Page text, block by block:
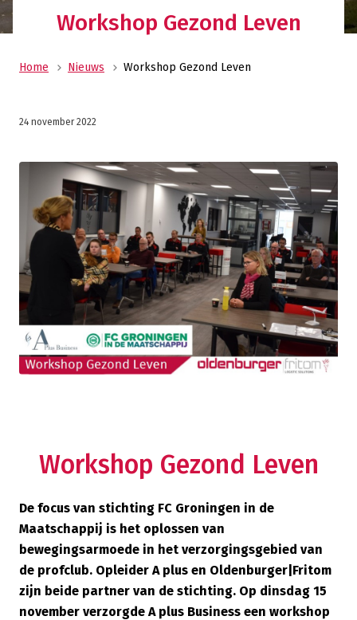
Workshop Gezond Leven
Home Nieuws Workshop Gezond Leven
24 november 2022
Workshop Gezond Leven
De focus van stichting FC Groningen in de
Maatschappij is het oplossen van
bewegingsarmoede in het verzorgingsgebied van
de profclub. Opleider A plus en Oldenburger|Fritom
zijn beide partner van de stichting. Op dinsdag 15
november verzorgde A plus Business een workshop